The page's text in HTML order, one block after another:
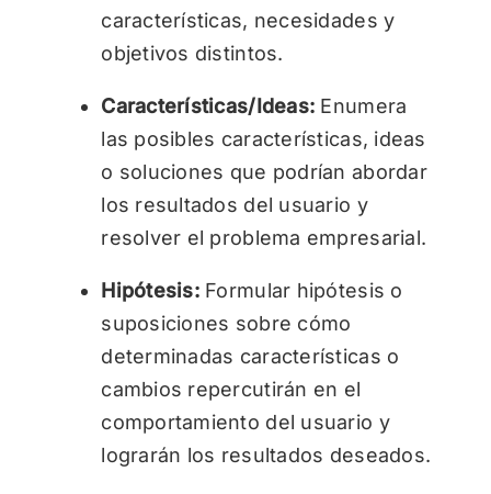
características, necesidades y
objetivos distintos.
Características/Ideas: Enumera
las posibles características, ideas
o soluciones que podrían abordar
los resultados del usuario y
resolver el problema empresarial.
Hipótesis: Formular hipótesis o
suposiciones sobre cómo
determinadas características o
cambios repercutirán en el
comportamiento del usuario y
lograrán los resultados deseados.